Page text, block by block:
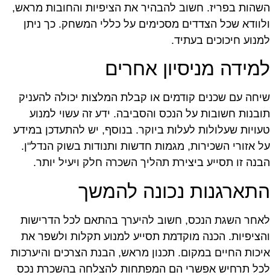
בפריז. חשוב להבהיר את הציפיות והחובות מראש,
שכל הצדדים מסכימים על כללי המשחק. כך ניתן
חיכוכים בעתיד.
מניסיון אחרים
עם שכנים קודמים או קבלת המלצות יכולה להעניק
חשובות על הנכס והסביבה. ידע זה עשוי למנוע
שעלולות לעלות ביוקר. בנוסף, יש להתעדכן במידע
אזורי השכירות, מגמות חדשות ותנודות בשוק הנדל"ן.
זו תסייע ביצירת תהליך השכרה חלק ויעיל יותר.
נכונה להמשך
השגת הנכס, חשוב להיערך בהתאם לכל הדרישות
הכנה מוקדמת תסייע למנוע תקלות ולשפר את
החיים במקום. תכנון מראש, הבנת הצרכים והיערכות
תרחיש אפשרי הם המפתחות להצלחה בהשכרת נכס